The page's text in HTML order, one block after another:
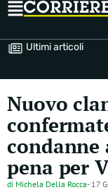
Ultimi articoli
Nuovo
pena per
di Michela Della Rocca- 17